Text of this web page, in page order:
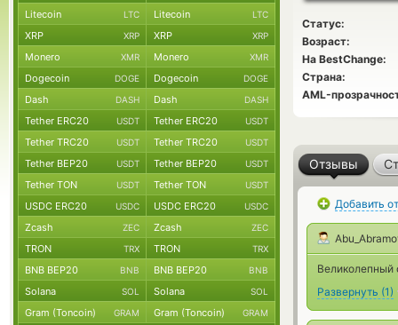
Статус:
Возраст:
На BestChange:
Страна:
AML-
Отзывы
Добавить
Великолепный
Развернуть (1)
Litecoin LTC Litecoin LTC
XRP XRP XRP XRP
Monero XMR Monero XMR
Dogecoin DOGE Dogecoin DOGE
Dash DASH Dash DASH
Tether ERC20 USDT Tether ERC20 USDT
Tether TRC20 USDT Tether TRC20 USDT
Tether BEP20 USDT Tether BEP20 USDT
Tether TON USDT Tether TON USDT
USDC ERC20 USDC USDC ERC20 USDC
Zcash ZEC Zcash ZEC
TRON TRX TRON TRX
BNB BEP20 BNB BNB BEP20 BNB
Solana SOL Solana SOL
Gram (Toncoin) GRAM Gram (Toncoin) GRAM